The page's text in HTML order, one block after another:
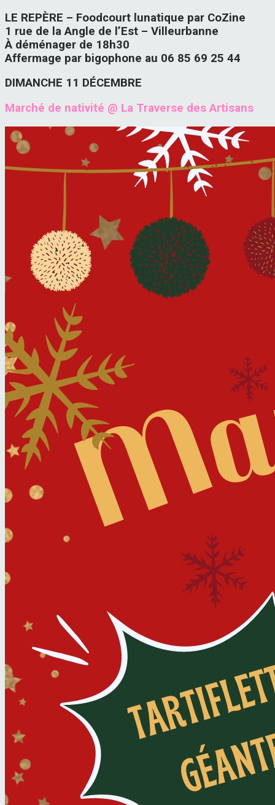
LE REPÈRE – Foodcourt lunatique par CoZine
1 rue de la Angle de l’Est – Villeurbanne
À déménager de 18h30
Affermage par bigophone au 06 85 69 25 44
DIMANCHE 11 DÉCEMBRE
Marché de nativité @ La Traverse des Artisans